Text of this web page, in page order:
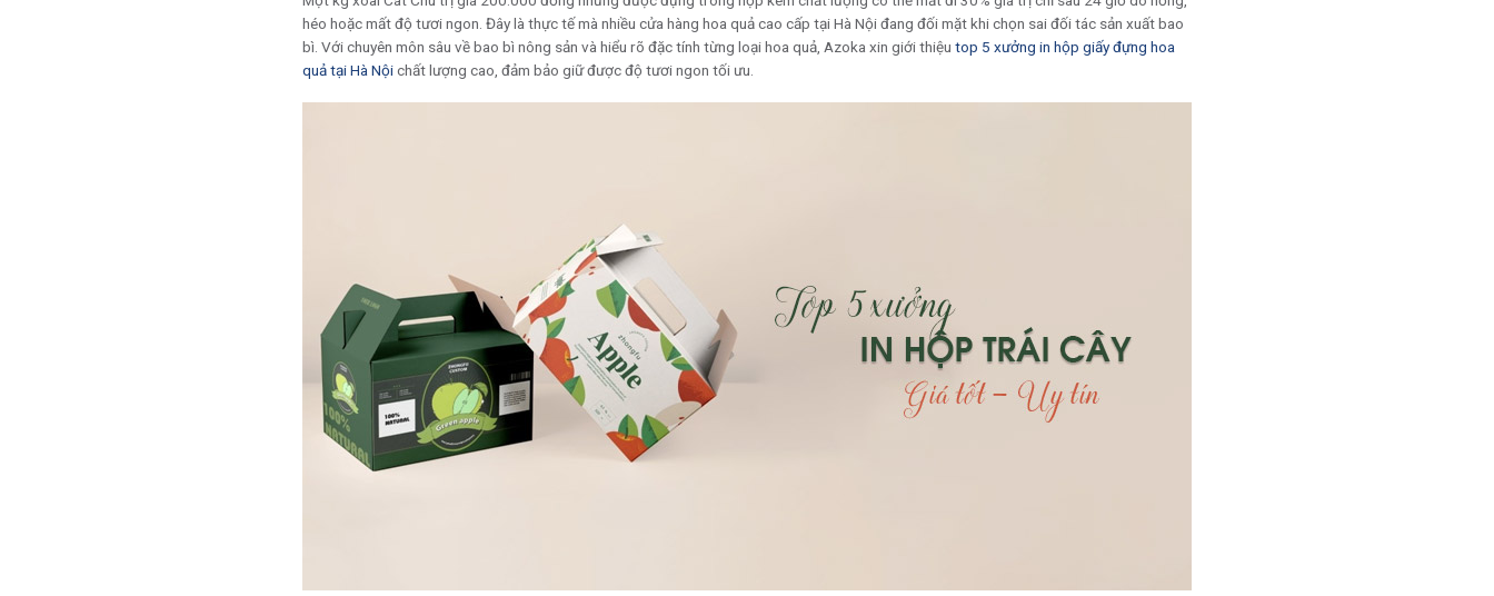
héo hoặc mất độ tươi ngon. Đây là thực tế mà nhiều cửa hàng hoa quả cao cấp tại Hà Nội đang đối mặt khi chọn sai đối tác sản xuất bao
bì. Với chuyên môn sâu về bao bì nông sản và hiểu rõ đặc tính từng loại hoa quả, Azoka xin giới thiệu top 5 xưởng in hộp giấy đựng hoa
quả tại Hà Nộichất lượng cao, đảm bảo giữ được độ tươi ngon tối ưu.